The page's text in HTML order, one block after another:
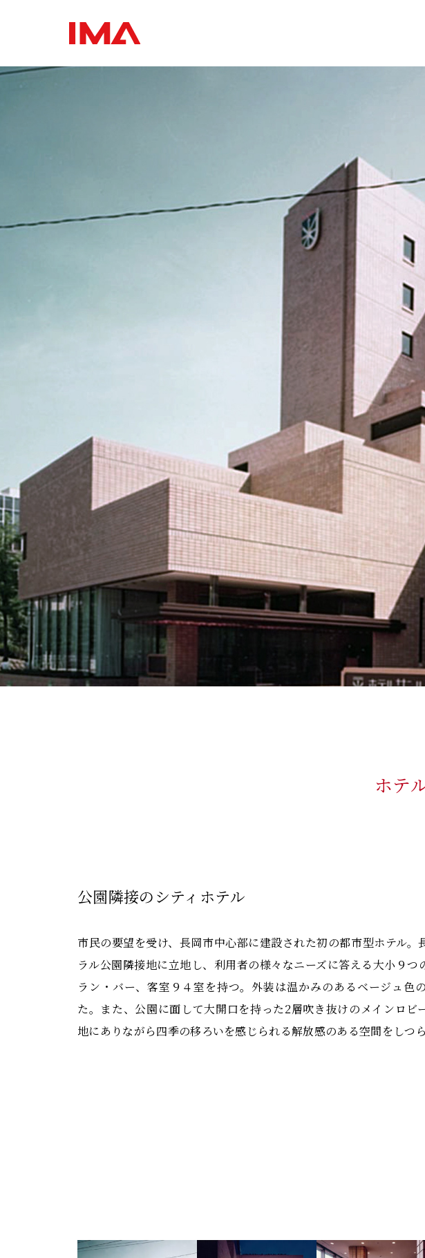
ホテ
公園隣接のシティホテル
市民の要望を受け、長岡市中心部に建設された初の都市型ホテル。
ラル公園隣接地に立地し、利用者の様々なニーズに答える大小９つ
ラン・バー、客室９４室を持つ。外装は温かみのあるベージュ色
た。また、公園に面して大開口を持った2層吹き抜けのメインロビ
地にありながら四季の移ろいを感じられる解放感のある空間をしつら